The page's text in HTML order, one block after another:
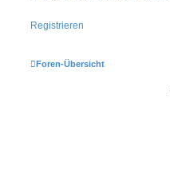
Registrieren
Foren-Übersicht